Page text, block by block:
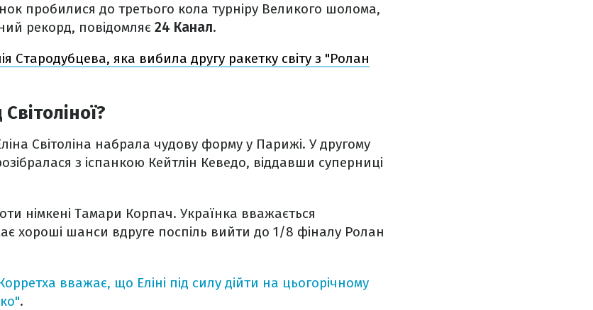
пробилися до третього кола турніру Великого шолома,
рекорд, повідомляє 24 Канал.
Стародубцева, яка вибила другу ракетку світу з "Ролан
Світоліна набрала чудову форму у Парижі. У другому
з іспанкою Кейтлін Кеведо, віддавши суперниці
німкені Тамари Корпач. Українка вважається
хороші шанси вдруге поспіль вийти до 1/8 фіналу Ролан
вважає, що Еліні під силу дійти на цьогорічному
.